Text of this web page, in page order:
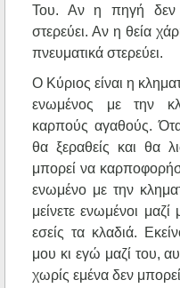
Του. Αν η πηγή δεν
στερεύει. Αν η θεία
πνευματικά στερεύει.
Ο Κύριος είναι η
ενωμένος με την
καρπούς αγαθούς.
θα ξεραθείς και θα
μπορεί να
ενωμένο με την
μείνετε ενωμένοι
εσείς τα κλαδιά.
μου κι εγώ μαζί του,
χωρίς εμένα δεν